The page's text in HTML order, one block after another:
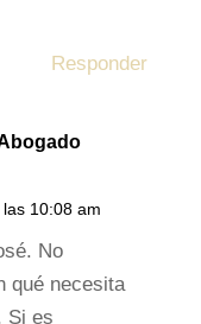
Responder
10:08 am
No
qué necesita
Si es